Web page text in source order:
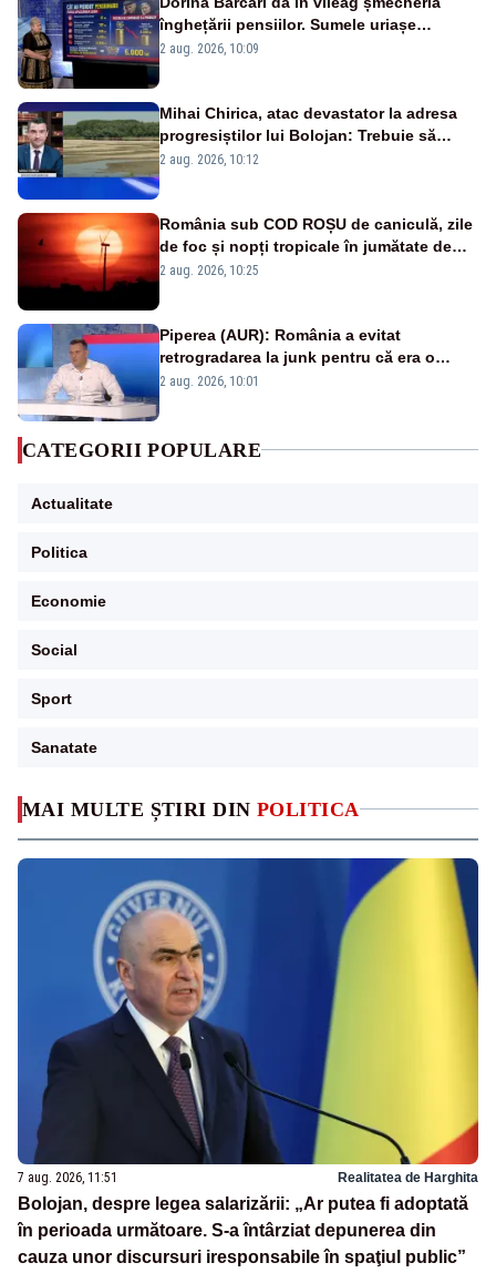
MAI MULTE ȘTIRI DIN POLITICA
7 aug. 2026, 11:51 Realitatea de Harghita
Bolojan, despre legea salarizării: „Ar putea fi adoptată
în perioada următoare. S-a întârziat depunerea din
cauza unor discursuri iresponsabile în spaţiul public”
înghețării pensiilor. Sumele uriașe
pierdute de fiecare român
2 aug. 2026, 10:09
Mihai Chirica, atac devastator la adresa
progresiștilor lui Bolojan: Trebuie să
protejăm și natura, dar nu șținem omaneii
2 aug. 2026, 10:12
România sub COD ROȘU de caniculă, zile
de foc și nopți tropicale în jumătate de
țară
2 aug. 2026, 10:25
Piperea (AUR): România a evitat
retrogradarea la junk pentru că era o
catastrofă pentru bănci și fondurile de
2 aug. 2026, 10:01
CATEGORII POPULARE
Actualitate
Politica
Economie
Social
Sport
Sanatate